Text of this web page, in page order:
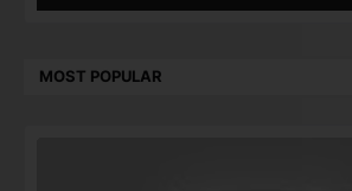
MOST POPULAR